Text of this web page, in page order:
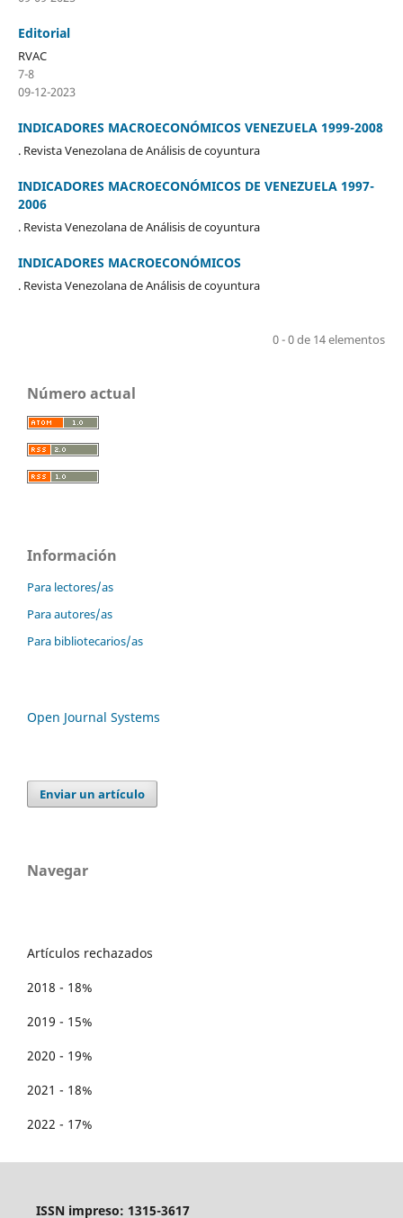
Editorial
RVAC
7-8
09-12-2023
INDICADORES MACROECONÓMICOS VENEZUELA 1999-2008
. Revista Venezolana de Análisis de coyuntura
INDICADORES MACROECONÓMICOS DE VENEZUELA 1997-
2006
. Revista Venezolana de Análisis de coyuntura
INDICADORES MACROECONÓMICOS
. Revista Venezolana de Análisis de coyuntura
0 - 0 de 14 elementos
Número actual
Información
Para lectores/as
Para autores/as
Para bibliotecarios/as
Open Journal Systems
Enviar un artículo
Navegar
Artículos rechazados
2018 - 18%
2019 - 15%
2020 - 19%
2021 - 18%
2022 - 17%
ISSN impreso: 1315-3617